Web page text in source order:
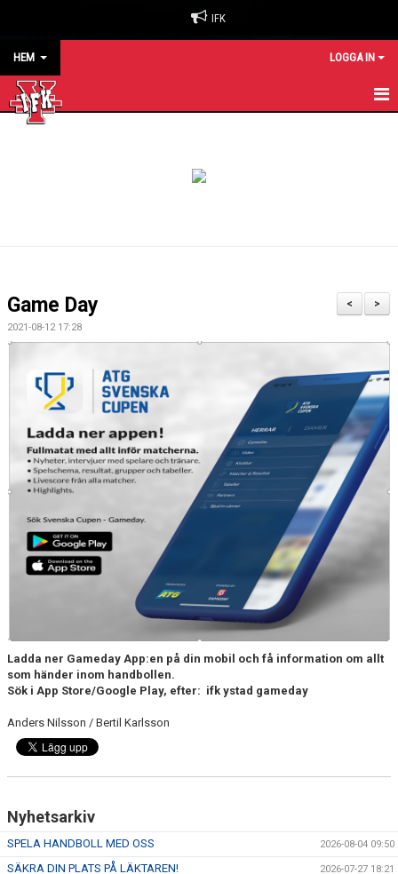
IFK
HEM LOGGA IN
KALENDER
SPONSORER
>
<
Game Day
2021-08-12 17:28
Ladda ner Gameday App:en på din mobil och få information om allt
som händer inom handbollen.
Sök i App Store/Google Play, efter: ifk ystad gameday
Anders Nilsson / Bertil Karlsson
Nyhetsarkiv
SPELA HANDBOLL MED OSS 2026-08-04 09:50
SÄKRA DIN PLATS PÅ LÄKTAREN! 2026-07-27 18:21